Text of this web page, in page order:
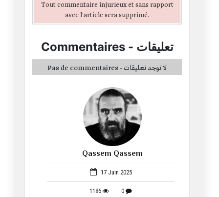
Qassem Qassem
17 Juin 2025
1186 0
Tout commentaire injurieux et sans rapport
avec l'article sera supprimé.
Commentaires- تعليقات
Pas de commentaires - لا توجد تعليقات